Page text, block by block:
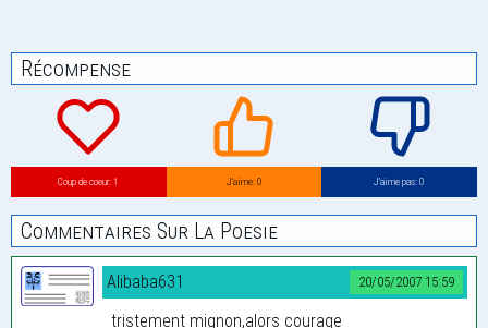
Récompense
Coup de coeur: 1 J’aime: 0 J’aime pas: 0
Commentaires Sur La Poesie
20/05/2007 15:59
Alibaba631
tristement mignon,alors courage